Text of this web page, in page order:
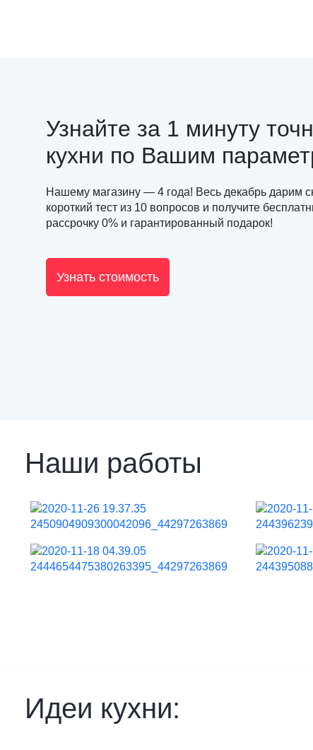
Узнайте за 1 минуту
кухни по Вашим
Нашему магазину — 4 года! Весь декабрь дарим
короткий тест из 10 вопросов и получите
рассрочку 0% и гарантированный подарок!
Узнать стоимость
Наши работы
Идеи кухни: